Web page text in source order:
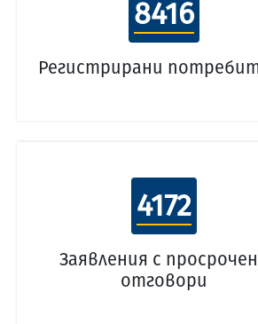
8416
Регистрирани
4172
Заявления с
отговори